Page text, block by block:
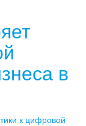
в
к цифровой